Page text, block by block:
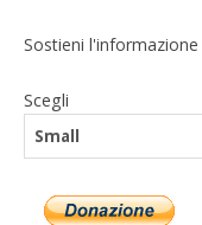
Sostieni
Scegli